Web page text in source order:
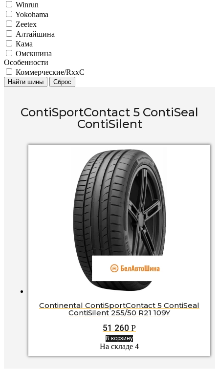
Winrun
Yokohama
Zeetex
Алтайшина
Кама
Омскшина
Особенности
Коммерческие/RxxC
Найти шины Сброс
ContiSportContact 5 ContiSeal
ContiSilent
Continental ContiSportContact 5 ContiSeal
ContiSilent 255/50 R21 109Y
51 260 Р
В корзину
На складе 4